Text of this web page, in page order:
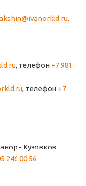
, телефон +7 981
, телефон +7
- Кузовков
246 00 56